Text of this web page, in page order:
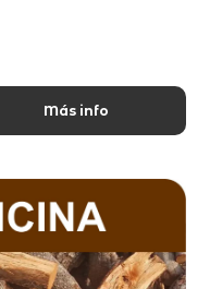
Más info